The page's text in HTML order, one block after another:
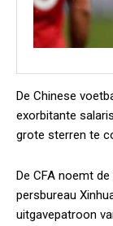
De Chinese
exorbitante
grote sterren te
De CFA noemt
persbureau
uitgavepatroon